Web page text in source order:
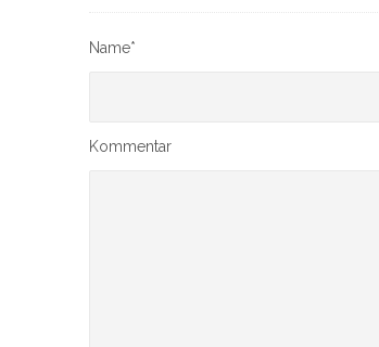
Name*
Kommentar